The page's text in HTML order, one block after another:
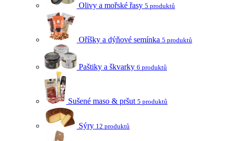
Olivy a mořské řasy 5 produktů
Oříšky a dýňové semínka 5 produktů
Paštiky a škvarky 6 produktů
Sušené maso & pršut 5 produktů
Sýry 12 produktů